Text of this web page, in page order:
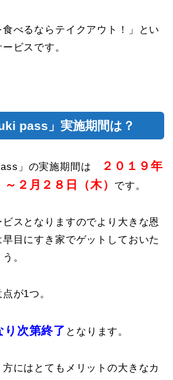
べるならテイクアウト！」とい
ビスです。
pass」実施期間は？
」の実施期間は
２０１９年
２月２８日（木）
です。
ビスとなりますのでより大きな恩
目にすき家でゲットしておいた
。
が1つ。
り次第終了 となります。
にはとてもメリットの大きなカ